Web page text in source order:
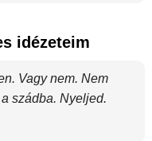
idézeteim
Vagy nem. Nem
szádba. Nyeljed.